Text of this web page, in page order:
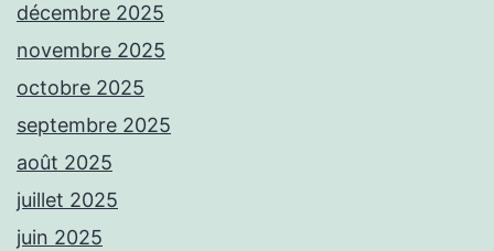
décembre 2025
novembre 2025
octobre 2025
septembre 2025
août 2025
juillet 2025
juin 2025